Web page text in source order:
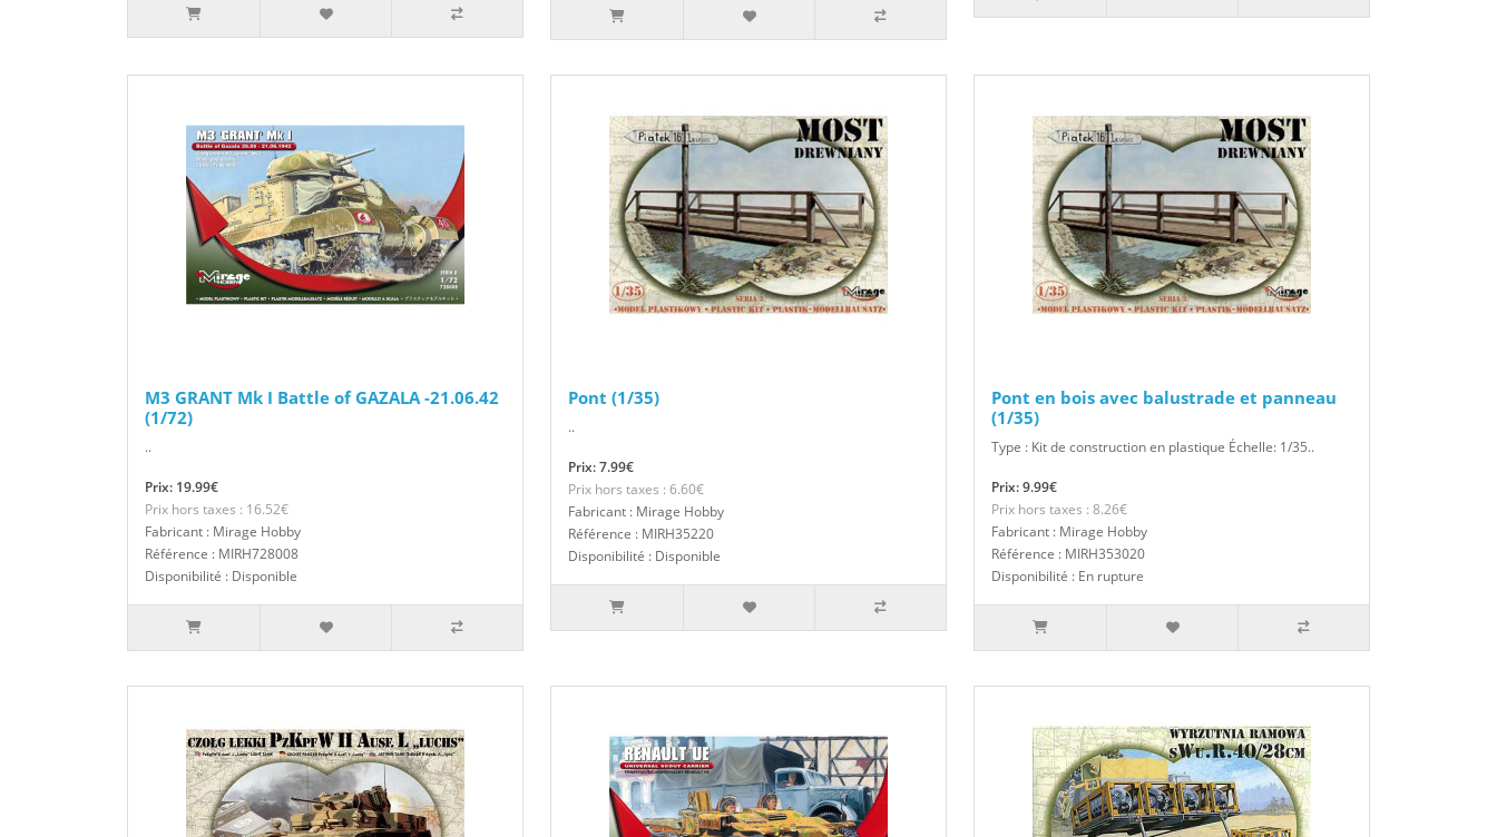
M3 GRANT Mk I Battle of GAZALA -21.06.42
(1/72)
..
Prix: 19.99€
Prix hors taxes : 16.52€
Fabricant : Mirage Hobby
Référence : MIRH728008
Disponibilité : Disponible
Pont (1/35)
..
Prix: 7.99€
Prix hors taxes : 6.60€
Fabricant : Mirage Hobby
Référence : MIRH35220
Disponibilité : Disponible
Pont en bois avec balustrade et panneau
(1/35)
Type : Kit de construction en plastique Échelle: 1/35..
Prix: 9.99€
Prix hors taxes : 8.26€
Fabricant : Mirage Hobby
Référence : MIRH353020
Disponibilité : En rupture